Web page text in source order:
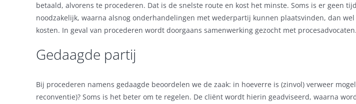
betaald, alvorens te procederen. Dat is de snelste route en kost het minste. Soms is er geen
noodzakelijk, waarna alsnog onderhandelingen met wederpartij kunnen plaatsvinden, dan
kosten. In geval van procederen wordt doorgaans samenwerking gezocht met procesadvocaten.
Gedaagde partij
Bij procederen namens gedaagde beoordelen we de zaak: in hoeverre is (zinvol) verweer
reconventie)? Soms is het beter om te regelen. De cliënt wordt hierin geadviseerd, waarna